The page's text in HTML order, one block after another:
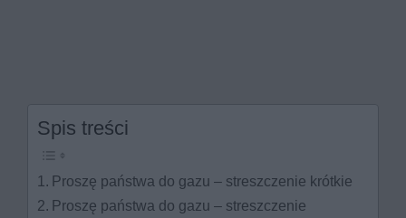
Spis treści
Proszę państwa do gazu – streszczenie krótkie
Proszę państwa do gazu – streszczenie